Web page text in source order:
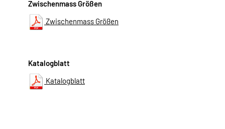
Zwischenmass Größen
Zwischenmass Größen
Katalogblatt
Katalogblatt